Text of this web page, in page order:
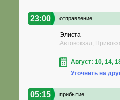
23:00 отправление
Элиста
Автовокзал,
Август: 10, 14,
Уточнить на
05:15 прибытие